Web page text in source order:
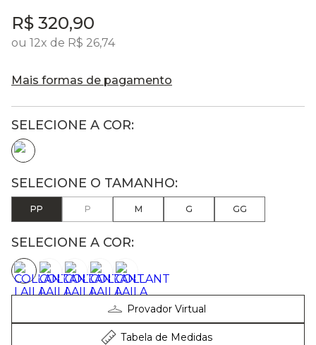
R$ 320,90
ou 12x de R$ 26,74
Mais formas de pagamento
PP P M G GG
SELECIONE A COR:
Provador Virtual
Tabela de Medidas